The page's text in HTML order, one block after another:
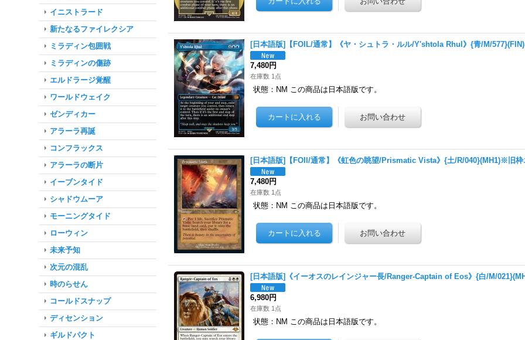
イニストラード
新たなるファイレクシア
ミラディン包囲戦
ミラディンの傷跡
エルドラージ覚醒
ワールドウェイク
ゼンディカー
アラーラ再誕
コンフラックス
アラーラの断片
イーブンタイド
シャドウムーア
モーニングタイド
ローウィン
未来予知
次元の混乱
時のらせん
コールドスナップ
ディセンション
ギルドパクト
[日本語版]【FOIL/通常】《ヤ・シュトラ・ルル/Y'shtola Rhul》{青/M/
7,480円
在庫数 1点
状態：NM この商品は日本語版です。
[日本語版]【FOIl/通常】《虹色の眺望/Prismatic Vista》{土/R/040}(MH1)※旧枠
7,480円
在庫数 1点
状態：NM この商品は日本語版です。
[日本語版]《イーオスのレインジャー長/Ranger-Captain of Eos》{白/M/
6,980円
在庫数 1点
状態：NM この商品は日本語版です。